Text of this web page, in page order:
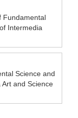
Fundamental
Intermedia
Science and
and Science